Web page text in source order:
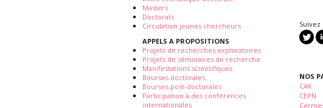
Masters
Doctorats
Circulation jeunes chercheurs
APPELS A PROPOSITIONS
Projets de recherches exploratoires
Projets de séminaires de recherche
Manifestations scientifiques
Bourses doctorales
Bourses post-doctorales
Participation à des conférences
internationales
Suivez
NOS
CAK
CEPN